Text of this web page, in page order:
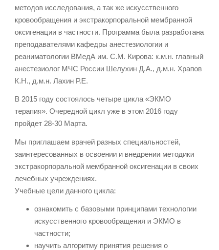
методов исследования, а так же искусственного
кровообращения и экстракорпоральной мембранной
оксигенации в частности. Программа была разработана
преподавателями кафедры анестезиологии и
реаниматологии ВМедА им. С.М. Кирова: к.м.н. главный
анестезиолог МЧС России Шелухин Д.А., д.м.н. Храпов
К.Н., д.м.н. Лахин Р.Е.
В 2015 году состоялось четыре цикла «ЭКМО
терапия». Очередной цикл уже в этом 2016 году
пройдет 28-30 Марта.
Мы приглашаем врачей разных специальностей,
заинтересованных в освоении и внедрении методики
экстракорпоральной мембранной оксигенации в своих
лечебных учреждениях.
Учебные цели данного цикла:
ознакомить с базовыми принципами технологии
искусственного кровообращения и ЭКМО в
частности;
научить алгоритму принятия решения о